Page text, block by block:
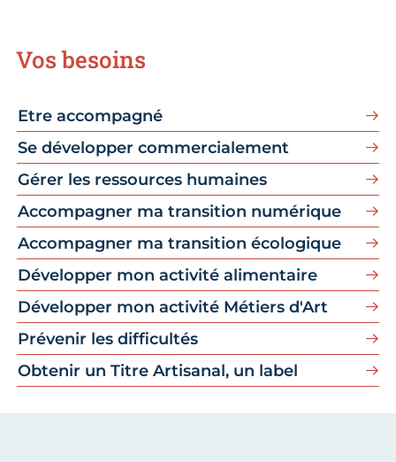
Vos besoins
Etre accompagné
Se développer commercialement
Gérer les ressources humaines
Accompagner ma transition numérique
Accompagner ma transition écologique
Développer mon activité alimentaire
Développer mon activité Métiers d'Art
Prévenir les difficultés
Obtenir un Titre Artisanal, un label